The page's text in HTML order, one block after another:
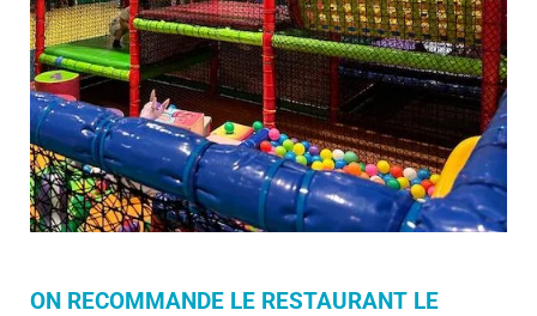
ON RECOMMANDE LE RESTAURANT LE